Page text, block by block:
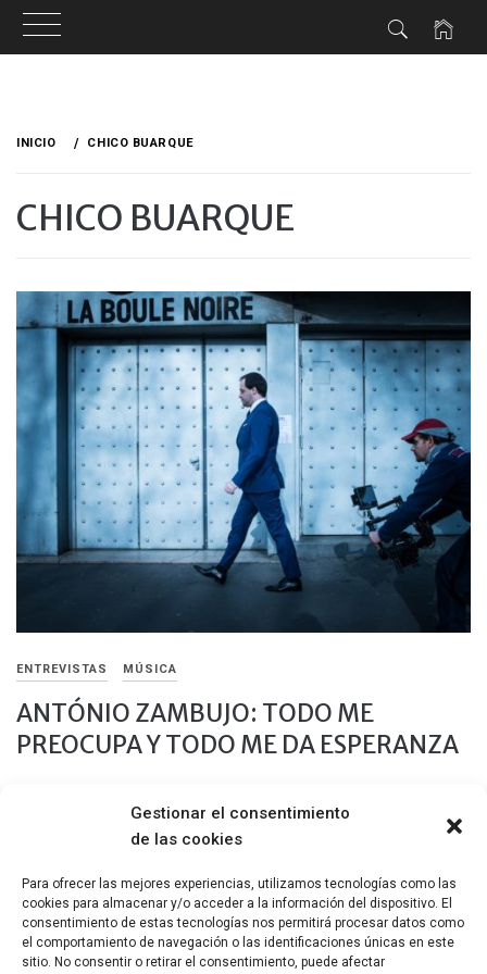
Gestionar el consentimiento
de las cookies
Para ofrecer las mejores experiencias, utilizamos tecnologías como las
cookies para almacenar y/o acceder a la información del dispositivo. El
consentimiento de estas tecnologías nos permitirá procesar datos como
el comportamiento de navegación o las identificaciones únicas en este
sitio. No consentir o retirar el consentimiento, puede afectar
INICIO CHICO BUARQUE
CHICO BUARQUE
ENTREVISTAS MÚSICA
ANTÓNIO ZAMBUJO: TODO ME
PREOCUPA Y TODO ME DA ESPERANZA
António Zambujo tiene el poder de cautivar a públicos de todos
[…]
Compartir